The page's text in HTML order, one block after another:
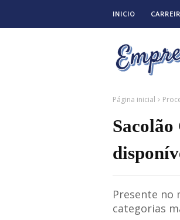
INICIO
Página inicial
Presente no
categorias